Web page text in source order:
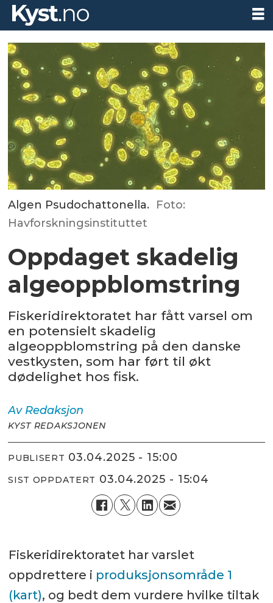
Algen Psudochattonella. Foto:
Havforskningsinstituttet
Oppdaget skadelig
algeoppblomstring
Fiskeridirektoratet har fått varsel om
en potensielt skadelig
algeoppblomstring på den danske
vestkysten, som har ført til økt
dødelighet hos fisk.
Av Redaksjon
KYST REDAKSJONEN
PUBLISERT 03.04.2025 - 15:00
SIST OPPDATERT 03.04.2025 - 15:04
Fiskeridirektoratet har varslet
oppdrettere i produksjonsområde 1
(kart), og bedt dem vurdere hvilke tiltak